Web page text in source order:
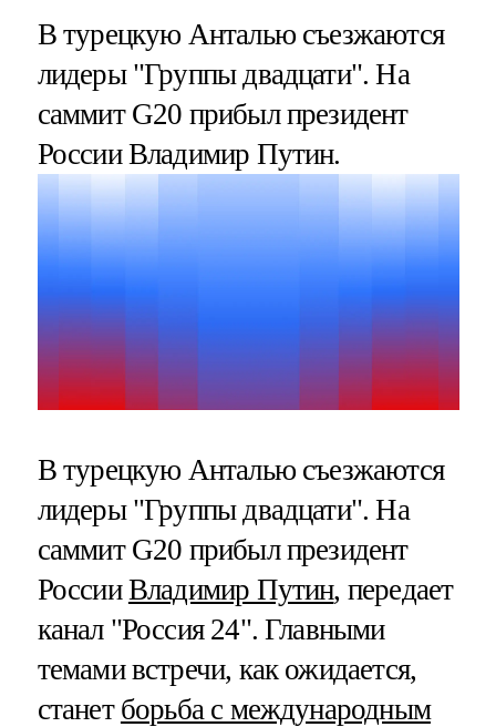
В турецкую Анталью съезжаются
лидеры "Группы двадцати". На
саммит G20 прибыл президент
России Владимир Путин.
В турецкую Анталью съезжаются
лидеры "Группы двадцати". На
саммит G20 прибыл президент
РоссииВладимир Путин, передает
канал "Россия 24". Главными
темами встречи, как ожидается,
станет борьба с международным